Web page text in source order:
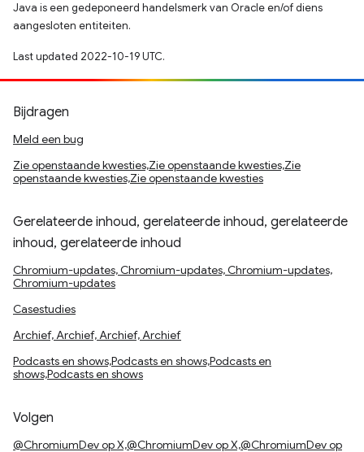
Java is een gedeponeerd handelsmerk van Oracle en/of diens
aangesloten entiteiten.
Last updated 2022-10-19 UTC.
Bijdragen
Meld een bug
Zie openstaande kwesties,Zie openstaande kwesties,Zie
openstaande kwesties,Zie openstaande kwesties
Gerelateerde inhoud, gerelateerde inhoud, gerelateerde
inhoud, gerelateerde inhoud
Chromium-updates, Chromium-updates, Chromium-updates,
Chromium-updates
Casestudies
Archief, Archief, Archief, Archief
Podcasts en shows,Podcasts en shows,Podcasts en
shows,Podcasts en shows
Volgen
@ChromiumDev op X,@ChromiumDev op X,@ChromiumDev op